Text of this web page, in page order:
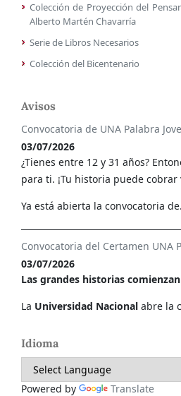
Colección de Proyección del
Alberto Martén Chavarría
Serie de Libros Necesarios
Colección del Bicentenario
Avisos
Convocatoria de UNA Palabra
03/07/2026
¿Tienes entre 12 y 31 años?
para ti. ¡Tu historia puede cobrar
Ya está abierta la convocatoria
Convocatoria del Certamen UNA
03/07/2026
Las grandes historias
La Universidad Nacional abre la
Idioma
Powered by Translate